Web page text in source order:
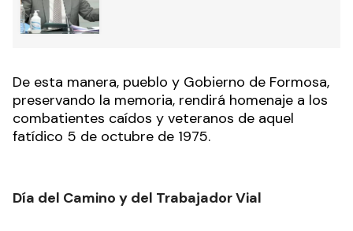
De esta manera, pueblo y Gobierno de Formosa,
preservando la memoria, rendirá homenaje a los
combatientes caídos y veteranos de aquel
fatídico 5 de octubre de 1975.
Día del Camino y del Trabajador Vial